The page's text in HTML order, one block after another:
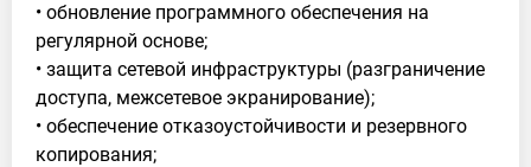
• обновление программного обеспечения на
регулярной основе;
• защита сетевой инфраструктуры (разграничение
доступа, межсетевое экранирование);
• обеспечение отказоустойчивости и резервного
копирования;